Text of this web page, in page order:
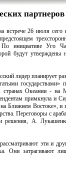
партнеров
встрече 26 июля
По инициативе Уго
будут утверждены
лидер планирует
государствами»
Океании - на
примкнула и
Ближнем Востоке», и
Переговоры с
решения, А.
эти и
Они затрагивают